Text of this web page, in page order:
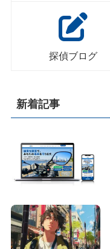
探偵ブログ
新着記事